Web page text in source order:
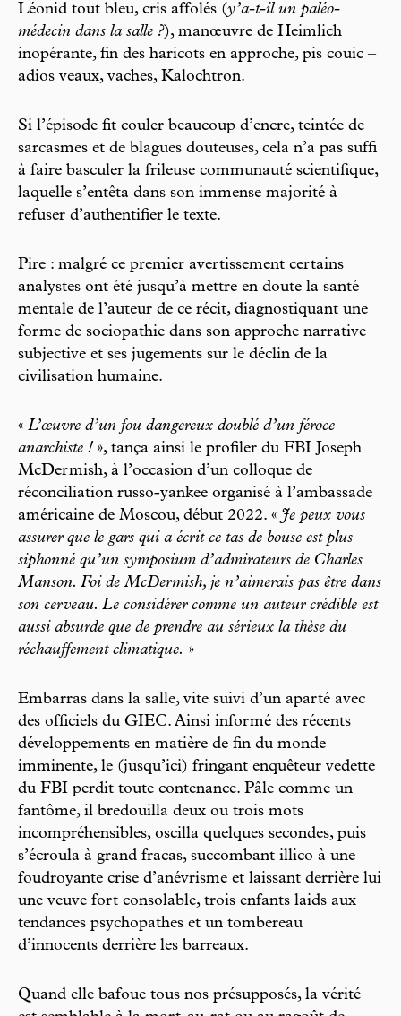
Léonid tout bleu, cris affolés (y’a-t-il un paléo-
médecin dans la salle ?), manœuvre de Heimlich
inopérante, fin des haricots en approche, pis couic –
adios veaux, vaches, Kalochtron.
Si l’épisode fit couler beaucoup d’encre, teintée de
sarcasmes et de blagues douteuses, cela n’a pas suffi
à faire basculer la frileuse communauté scientifique,
laquelle s’entêta dans son immense majorité à
refuser d’authentifier le texte.
Pire : malgré ce premier avertissement certains
analystes ont été jusqu’à mettre en doute la santé
mentale de l’auteur de ce récit, diagnostiquant une
forme de sociopathie dans son approche narrative
subjective et ses jugements sur le déclin de la
civilisation humaine.
« L’œuvre d’un fou dangereux doublé d’un féroce
anarchiste ! », tança ainsi le profiler du FBI Joseph
McDermish, à l’occasion d’un colloque de
réconciliation russo-yankee organisé à l’ambassade
américaine de Moscou, début 2022. « Je peux vous
assurer que le gars qui a écrit ce tas de bouse est plus
siphonné qu’un symposium d’admirateurs de Charles
Manson. Foi de McDermish, je n’aimerais pas être dans
son cerveau. Le considérer comme un auteur crédible est
aussi absurde que de prendre au sérieux la thèse du
réchauffement climatique. »
Embarras dans la salle, vite suivi d’un aparté avec
des officiels du GIEC. Ainsi informé des récents
développements en matière de fin du monde
imminente, le (jusqu’ici) fringant enquêteur vedette
du FBI perdit toute contenance. Pâle comme un
fantôme, il bredouilla deux ou trois mots
incompréhensibles, oscilla quelques secondes, puis
s’écroula à grand fracas, succombant illico à une
foudroyante crise d’anévrisme et laissant derrière lui
une veuve fort consolable, trois enfants laids aux
tendances psychopathes et un tombereau
d’innocents derrière les barreaux.
Quand elle bafoue tous nos présupposés, la vérité